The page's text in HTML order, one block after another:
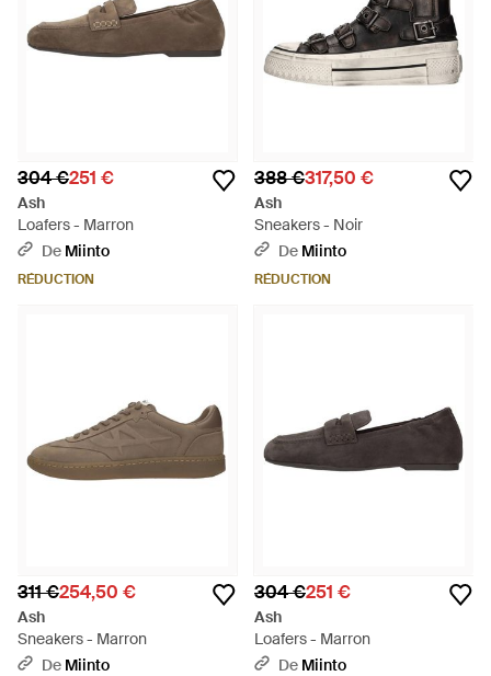
304 €251 €
Ash
Loafers - Marron
De Miinto
RÉDUCTION
388 €317,50 €
Ash
Sneakers - Noir
De Miinto
RÉDUCTION
311 €254,50 €
Ash
Sneakers - Marron
De Miinto
304 €251 €
Ash
Loafers - Marron
De Miinto